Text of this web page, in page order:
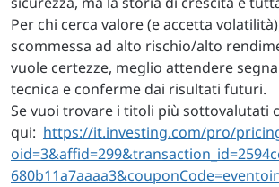
Per chi cerca valore (e accetta
scommessa ad alto rischio/alto
vuole certezze, meglio attendere
tecnica e conferme dai risultati futuri.
Se vuoi trovare i titoli più sottovalutati
qui: https://it.investing.com/pro/